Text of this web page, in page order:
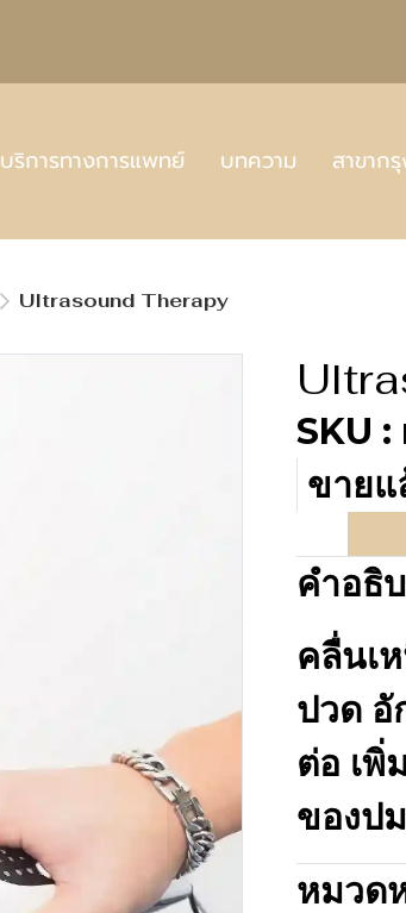
บริการทางการแพทย์ บทความ สาขาก
Ultrasound Therapy
SKU
ขาย
คำอธิ
คลื่นเ
ปวด อั
ต่อ เพิ่
ของป
หมวด